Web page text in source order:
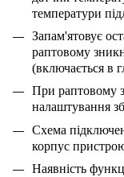
температури
Запам'ятовує
раптовому
(включається в
При раптовому
налаштування
Схема
корпус
Наявність